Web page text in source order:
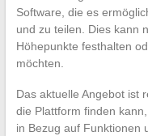
Software, die es
und zu teilen. Dies kann
Höhepunkte festhalten
möchten.
Das aktuelle Angebot ist
die Plattform finden
in Bezug auf Funktionen